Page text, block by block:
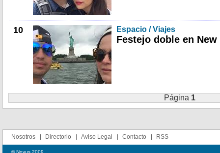
10 Espacio / Viajes
Festejo doble en
Página 1
Nosotros Directorio Aviso Legal Contacto RSS
© Novus 2009